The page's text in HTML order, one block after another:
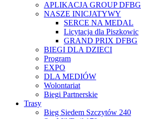
APLIKACJA GROUP DFBG
NASZE INICJATYWY
SERCE NA MEDAL
Licytacja dla Piszkowic
GRAND PRIX DFBG
BIEGI DLA DZIECI
Program
EXPO
DLA MEDIÓW
Wolontariat
Biegi Partnerskie
Trasy
Bieg Siedem Szczytów 240